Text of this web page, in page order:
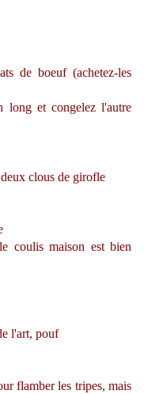
de boeuf (achetez-les
et congelez l'autre
clous de girofle
coulis maison est bien
l'art, pouf
flamber les tripes, mais